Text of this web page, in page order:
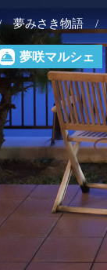
夢みさき物語
夢咲マルシェ